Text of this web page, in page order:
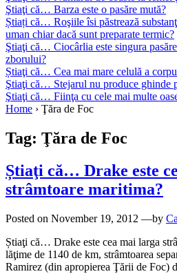
Ştiaţi că… Barza este o pasăre mută?
Știați că… Roşiile îsi păstrează
uman chiar dacă sunt preparate termic?
Ştiaţi că… Ciocârlia este singura
zborului?
Știaţi că… Cea mai mare celulă a
Ştiaţi că… Stejarul nu produce ghinde
Ştiaţi că… Fiinţa cu cele mai multe
Home › Ţăra de Foc
Tag: Ţăra de Foc
Știaţi că… Drake este
strâmtoare maritima?
Posted on November 19, 2012 —by
Știaţi că… Drake este cea mai larga
lăţime de 1140 de km, strâmtoarea
Ramirez (din apropierea Ţării de Foc)